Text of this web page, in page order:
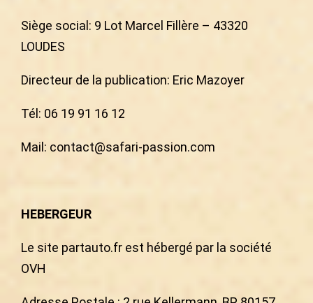
Siège social: 9 Lot Marcel Fillère – 43320
LOUDES
Directeur de la publication: Eric Mazoyer
Tél: 06 19 91 16 12
Mail: contact@safari-passion.com
HEBERGEUR
Le site partauto.fr est hébergé par la société
OVH